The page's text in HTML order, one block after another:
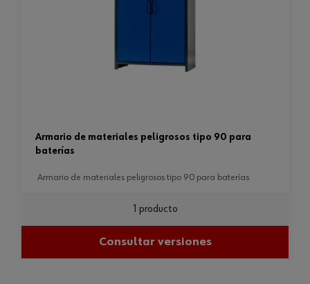
armario de materiales peligrosos tipo 90 para
baterías
armario de materiales peligrosos tipo 90 para baterías
1 producto
Consultar versiones